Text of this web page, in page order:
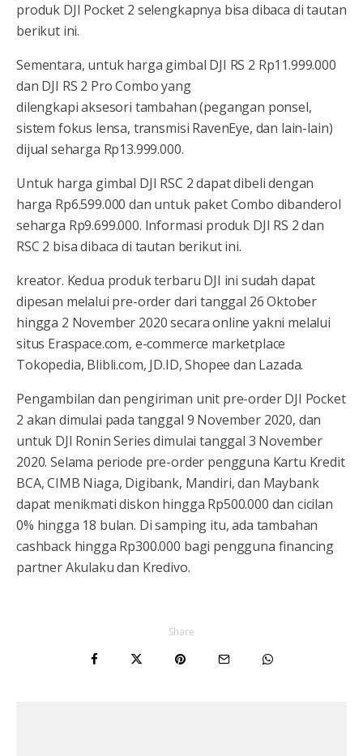
produk DJI Pocket 2 selengkapnya bisa dibaca di tautan
berikut ini.
Sementara, untuk harga gimbal DJI RS 2 Rp11.999.000
dan DJI RS 2 Pro Combo yang
dilengkapi aksesori tambahan (pegangan ponsel,
sistem fokus lensa, transmisi RavenEye, dan lain-lain)
dijual seharga Rp13.999.000.
Untuk harga gimbal DJI RSC 2 dapat dibeli dengan
harga Rp6.599.000 dan untuk paket Combo dibanderol
seharga Rp9.699.000. Informasi produk DJI RS 2 dan
RSC 2 bisa dibaca di tautan berikut ini.
kreator. Kedua produk terbaru DJI ini sudah dapat
dipesan melalui pre-order dari tanggal 26 Oktober
hingga 2 November 2020 secara online yakni melalui
situs Eraspace.com, e-commerce marketplace
Tokopedia, Blibli.com, JD.ID, Shopee dan Lazada.
Pengambilan dan pengiriman unit pre-order DJI Pocket
2 akan dimulai pada tanggal 9 November 2020, dan
untuk DJI Ronin Series dimulai tanggal 3 November
2020. Selama periode pre-order pengguna Kartu Kredit
BCA, CIMB Niaga, Digibank, Mandiri, dan Maybank
dapat menikmati diskon hingga Rp500.000 dan cicilan
0% hingga 18 bulan. Di samping itu, ada tambahan
cashback hingga Rp300.000 bagi pengguna financing
partner Akulaku dan Kredivo.
Share